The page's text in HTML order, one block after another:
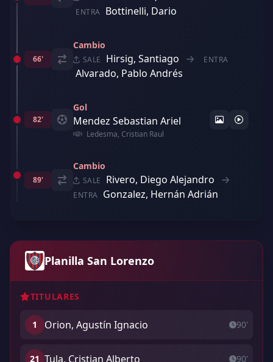
ENTRA Bottinelli, Dario
66'
Cambio
SALE Hirsig, Santiago ENTRA
Alvarado, Pablo Andrés
82'
Gol
Mendez Sebastian Ariel
Ledesma, Cristian Raul
89'
Cambio
SALE Rivero, Diego Alejandro
ENTRA Gonzalez, Hernán Adrián
Planilla San Lorenzo
TITULARES
1 Orion, Agustín Ignacio 90'
21 Tula, Cristian Alberto 90'